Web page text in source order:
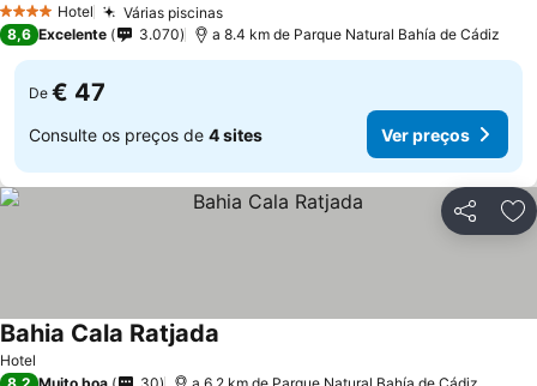
4 EstrelasHotel Várias piscinas
8,6 Excelente 3.070 a 8.4 km de Parque Natural Bahía de Cádiz
De € 47
Consulte os preços de 4 sites Ver preços
Partilhar
Hotel
Bahia Cala Ratjada